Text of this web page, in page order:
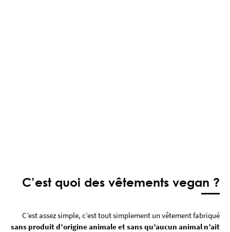
C’est quoi des vêtements vegan ?
C’est assez simple, c’est tout simplement un vêtement fabriqué
sans produit d’origine animale et sans qu’aucun animal n’ait